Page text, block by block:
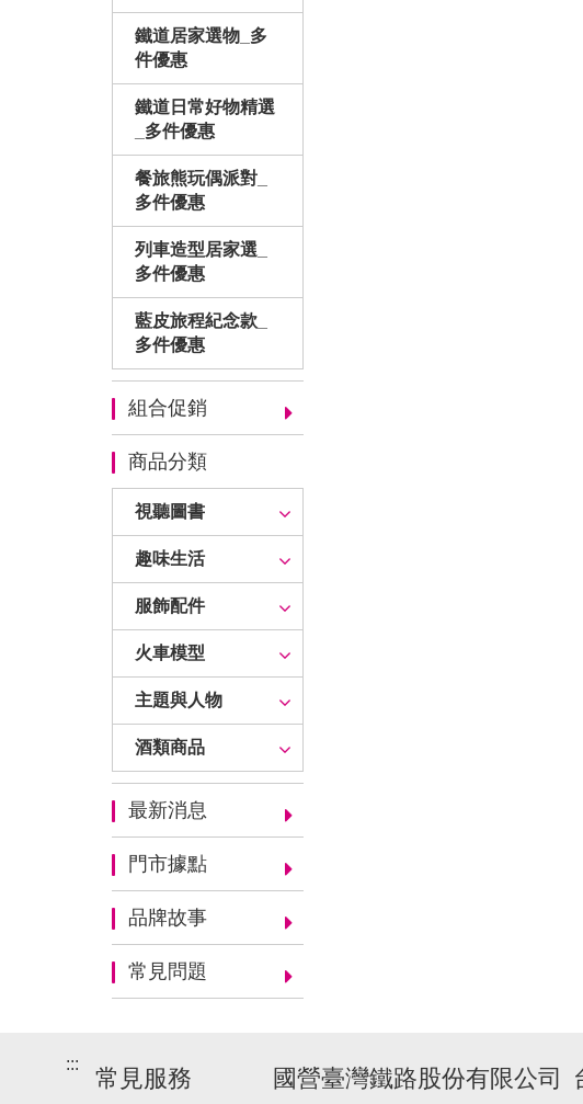
鐵道居家選物_多
件優惠
鐵道日常好物精選
_多件優惠
餐旅熊玩偶派對_
多件優惠
列車造型居家選_
多件優惠
藍皮旅程紀念款_
多件優惠
組合促銷
商品分類
視聽圖書
趣味生活
服飾配件
火車模型
主題與人物
酒類商品
最新消息
門市據點
品牌故事
常見問題
:::
常見服務 國營臺灣鐵路股份有限公司